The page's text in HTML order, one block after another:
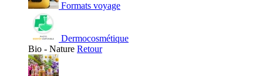
Formats voyage
Dermocosmétique
Bio - Nature Retour